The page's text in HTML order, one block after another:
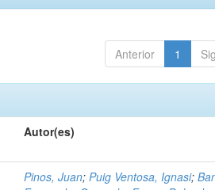
Anterior 1
Autor(es)
Pinos, Juan;Puig Ventosa, Ignasi;